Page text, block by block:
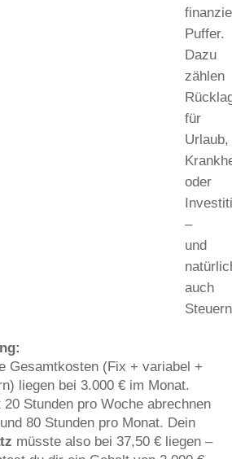
Puffer.
Dazu
zählen
für
Urlaub,
oder
–
und
auch
Gesamtkosten (Fix + variabel +
liegen bei 3.000 € im Monat.
Stunden pro Woche abrechnen
80 Stunden pro Monat. Dein
müsste also bei 37,50 € liegen –